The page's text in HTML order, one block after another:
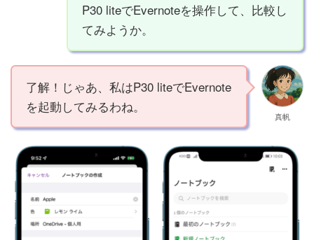
P30 liteでEvernoteを操作して、比較し
てみようか。
了解！じゃあ、私はP30 liteでEvernote
を起動してみるわね。
真帆